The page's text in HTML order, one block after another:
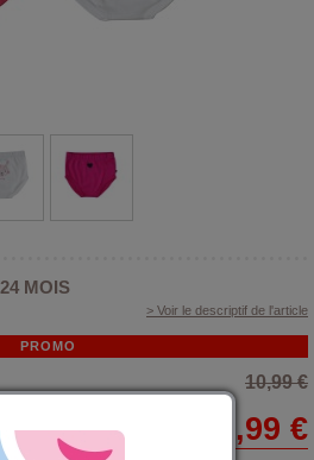
MOIS
> Voir le descriptif de l'article
PROMO
10,99 €
8,99 €